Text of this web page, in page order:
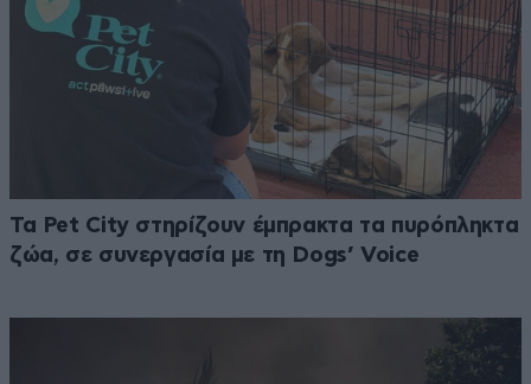
Τα Pet City στηρίζουν έμπρακτα τα πυρόπληκτα
ζώα, σε συνεργασία με τη Dogs’ Voice